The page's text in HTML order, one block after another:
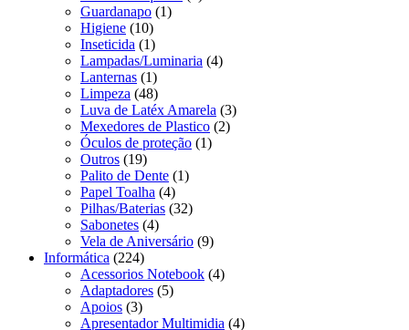
Guardanapo (1)
Higiene (10)
Inseticida (1)
Lampadas/Luminaria (4)
Lanternas (1)
Limpeza (48)
Luva de Latéx Amarela (3)
Mexedores de Plastico (2)
Óculos de proteção (1)
Outros (19)
Palito de Dente (1)
Papel Toalha (4)
Pilhas/Baterias (32)
Sabonetes (4)
Vela de Aniversário (9)
Informática (224)
Acessorios Notebook (4)
Adaptadores (5)
Apoios (3)
Apresentador Multimidia (4)